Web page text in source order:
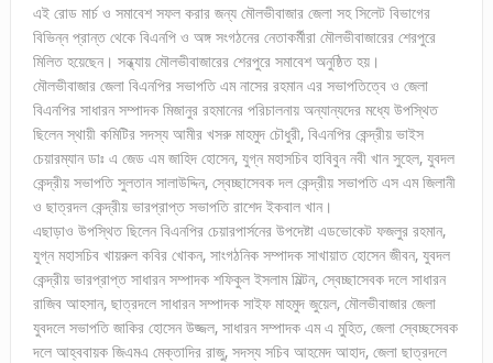
এই রোড মার্চ ও সমাবেশ সফল করার জন্য মৌলভীবাজার জেলা সহ সিলেট বিভাগের
বিভিন্ন প্রান্ত থেকে বিএনপি ও অঙ্গ সংগঠনের নেতাকর্মীরা মৌলভীবাজারের শেরপুরে
মিলিত হয়েছেন। সন্ধ্যায় মৌলভীবাজারের শেরপুরে সমাবেশ অনুষ্ঠিত হয়।
মৌলভীবাজার জেলা বিএনপির সভাপতি এম নাসের রহমান এর সভাপতিত্বে ও জেলা
বিএনপির সাধারন সম্পাদক মিজানুর রহমানের পরিচালনায় অন্যান্যদের মধ্যে উপস্থিত
ছিলেন স্থায়ী কমিটির সদস্য আমীর খসরু মাহমুদ চৌধুরী, বিএনপির কেন্দ্রীয় ভাইস
চেয়ারম্যান ডাঃ এ জেড এম জাহিদ হোসেন, যুগ্ন মহাসচিব হাবিবুন নবী খান সুহেল, যুবদল
কেন্দ্রীয় সভাপতি সুলতান সালাউদ্দিন, স্বেচ্ছাসেবক দল কেন্দ্রীয় সভাপতি এস এম জিলানী
ও ছাত্রদল কেন্দ্রীয় ভারপ্রাপ্ত সভাপতি রাশেদ ইকবাল খান।
এছাড়াও উপস্থিত ছিলেন বিএনপির চেয়ারপার্সনের উপদেষ্টা এডভোকেট ফজলুর রহমান,
যুগ্ন মহাসচিব খায়রুল কবির খোকন, সাংগঠনিক সম্পাদক সাখায়াত হোসেন জীবন, যুবদল
কেন্দ্রীয় ভারপ্রাপ্ত সাধারন সম্পাদক শফিকুল ইসলাম মিল্টন, স্বেচ্ছাসেবক দলে সাধারন
রাজিব আহসান, ছাত্রদলে সাধারন সম্পাদক সাইফ মাহমুদ জুয়েল, মৌলভীবাজার জেলা
যুবদলে সভাপতি জাকির হোসেন উজ্জল, সাধারন সম্পাদক এম এ মুহিত, জেলা স্বেচ্ছসেবক
দলে আহ্ববায়ক জিএমএ মেক্তাদির রাজু, সদস্য সচিব আহমেদ আহাদ, জেলা ছাত্রদলে